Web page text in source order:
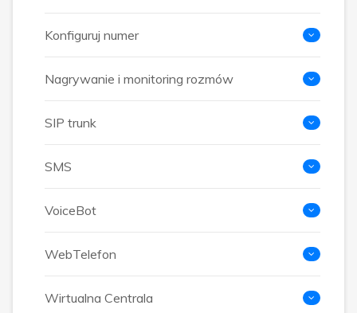
Konfiguruj numer
Nagrywanie i monitoring rozmów
SIP trunk
SMS
VoiceBot
WebTelefon
Wirtualna Centrala